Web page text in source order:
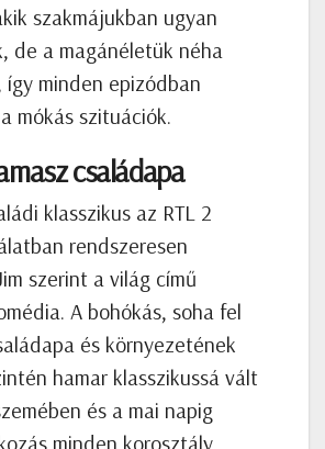
szakmájukban ugyan
de a magánéletük néha
így minden epizódban
mókás szituációk.
családapa
klasszikus az RTL 2
rendszeresen
szerint a világ című
A bohókás, soha fel
és környezetének
hamar klasszikussá vált
és a mai napig
minden korosztály